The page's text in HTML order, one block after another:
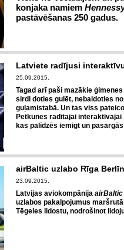
konjaka namiem
pastāvēšanas 250 gadus.
Latviete radījusi
25.09.2015.
Tagad arī paši mazākie
sirdi doties gulēt, nebaidoties
guļamistabā. Un tas viss
Petkunes radītajai interaktīvajai
kas palīdzēs iemigt un
airBaltic uzlabo Rīga
23.09.2015.
Latvijas aviokompānija airBaltic
uzlabos pakalpojumus
Tēgeles lidostu, nodrošinot